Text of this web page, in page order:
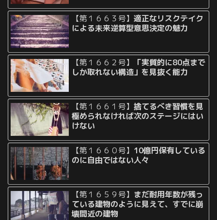
【第１６６３号】適正なリスクテイク
による未来逆算型意思決定の魅力
【第１６６２号】
「実質的に80点まで
しか取れない構造」を見抜く能力
【第１６６１号】捨てるべき習慣を見
極められなければ次のステージにはい
けない
【第１６６０号】 10億円保有している
のに自由ではない人々
【第１６５９号】 まだ耐用年数が残っ
ている建物のように見えて、すでに崩
壊間近の建物